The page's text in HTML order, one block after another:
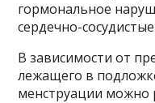
гормональное
сердечно-
В зависимости от
лежащего в
менструации можно